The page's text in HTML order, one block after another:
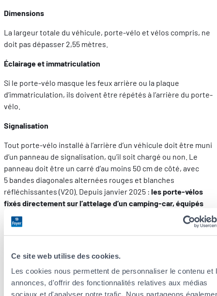
Ce site web utilise des cookies.
Les cookies nous permettent de personnaliser le contenu et
annonces, d'offrir des fonctionnalités relatives aux médias
sociaux et d'analyser notre trafic. Nous partageons
Dimensions
La largeur totale du véhicule, porte-vélo et vélos compris, ne
doit pas dépasser 2,55 mètres.
Éclairage et immatriculation
Si le porte-vélo masque les feux arrière ou la plaque
d’immatriculation, ils doivent être répétés à l’arrière du porte-
vélo.
Signalisation
Tout porte-vélo installé à l’arrière d’un véhicule doit être muni
d’un panneau de signalisation, qu’il soit chargé ou non. Le
panneau doit être un carré d’au moins 50 cm de côté, avec
5 bandes diagonales alternées rouges et blanches
réfléchissantes (V20). Depuis janvier 2025 : les porte-vélos
fixés directement sur l’attelage d’un camping-car, équipés
d’une plaque répétitive et d’un éclairage propre, sont
désormais exemptés de l’obligation de panneau
(source:
Panneau de signalisation pour porte-vélo sur camping-car :
Régionalismes
Les réglementations routières évoluent régulièrement.